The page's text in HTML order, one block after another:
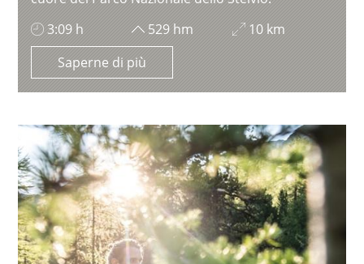
3:09 h
529 hm
10 km
Saperne di più